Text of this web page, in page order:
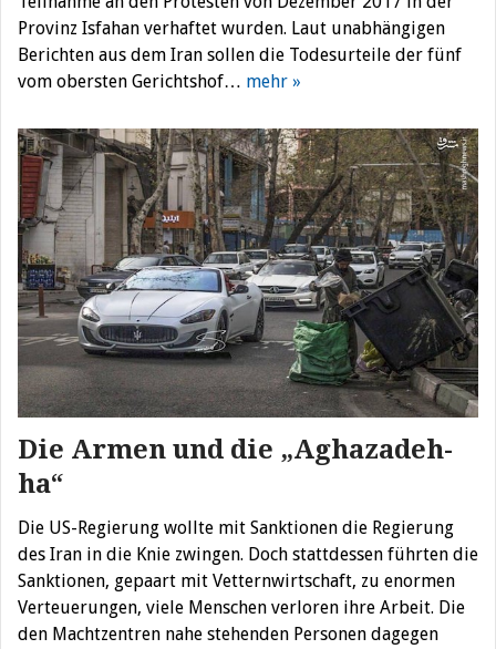
Provinz Isfahan verhaftet wurden. Laut unabhängigen
Berichten aus dem Iran sollen die Todesurteile der fünf
vom obersten Gerichtshof… mehr »
Die Armen und die „Aghazadeh-
ha“
Die US-Regierung wollte mit Sanktionen die Regierung
des Iran in die Knie zwingen. Doch stattdessen führten die
Sanktionen, gepaart mit Vetternwirtschaft, zu enormen
Verteuerungen, viele Menschen verloren ihre Arbeit. Die
den Machtzentren nahe stehenden Personen dagegen